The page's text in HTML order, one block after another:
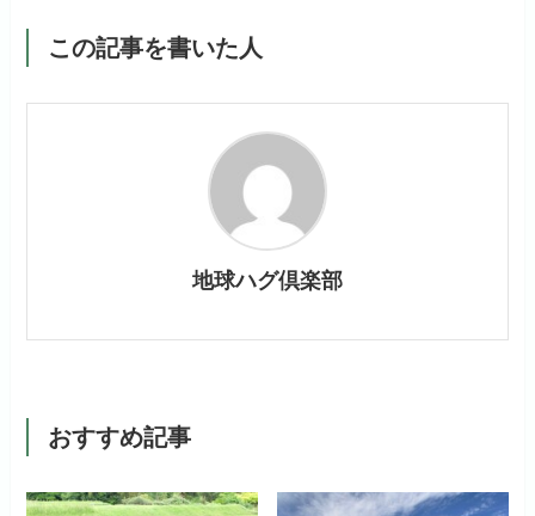
この記事を書いた人
地球ハグ倶楽部
おすすめ記事